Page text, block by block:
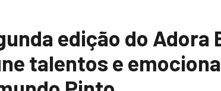
edição do
talentos e